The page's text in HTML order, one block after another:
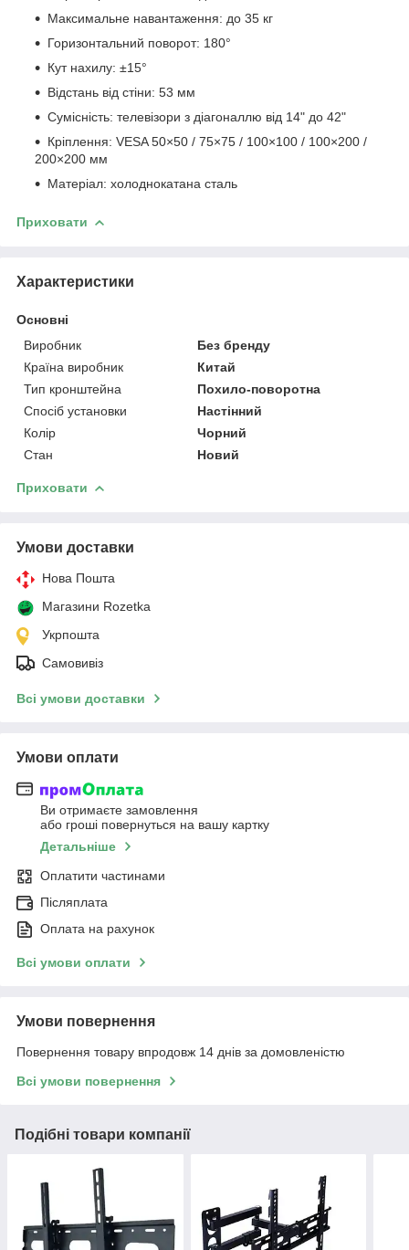
Максимальне навантаження: до 35 кг
Горизонтальний поворот: 180°
Кут нахилу: ±15°
Відстань від стіни: 53 мм
Сумісність: телевізори з діагоналлю від 14" до 42"
Кріплення: VESA 50×50 / 75×75 / 100×100 / 100×200 /
200×200 мм
Матеріал: холоднокатана сталь
Приховати
Характеристики
Основні
Виробник
Без бренду
Країна виробник
Китай
Тип кронштейна
Похило-поворотна
Спосіб установки
Настінний
Колір
Чорний
Стан
Новий
Приховати
Умови доставки
Нова Пошта
Магазини Rozetka
Укрпошта
Самовивіз
Всі умови доставки
Умови оплати
Ви отримаєте замовлення
або гроші повернуться на вашу картку
Детальніше
Оплатити частинами
Післяплата
Оплата на рахунок
Всі умови оплати
Умови повернення
Повернення товару впродовж 14 днів за домовленістю
Всі умови повернення
Подібні товари компанії